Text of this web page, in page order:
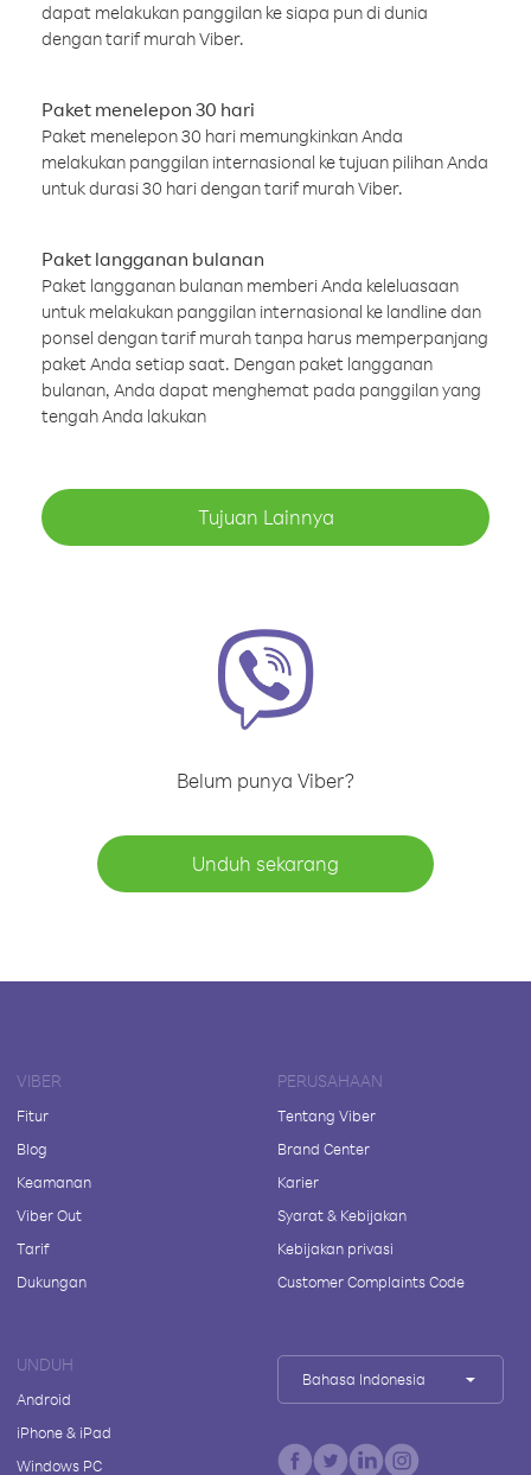
dapat melakukan panggilan ke siapa pun di dunia
dengan tarif murah Viber.
Paket menelepon 30 hari
Paket menelepon 30 hari memungkinkan Anda
melakukan panggilan internasional ke tujuan pilihan Anda
untuk durasi 30 hari dengan tarif murah Viber.
Paket langganan bulanan
Paket langganan bulanan memberi Anda keleluasaan
untuk melakukan panggilan internasional ke landline dan
ponsel dengan tarif murah tanpa harus memperpanjang
paket Anda setiap saat. Dengan paket langganan
bulanan, Anda dapat menghemat pada panggilan yang
tengah Anda lakukan
Tujuan Lainnya
Belum punya Viber?
Unduh sekarang
VIBER
Fitur
Blog
Keamanan
Viber Out
Tarif
Dukungan
PERUSAHAAN
Tentang Viber
Brand Center
Karier
Syarat & Kebijakan
Kebijakan privasi
Customer Complaints Code
UNDUH
Android
iPhone & iPad
Windows PC
Bahasa Indonesia